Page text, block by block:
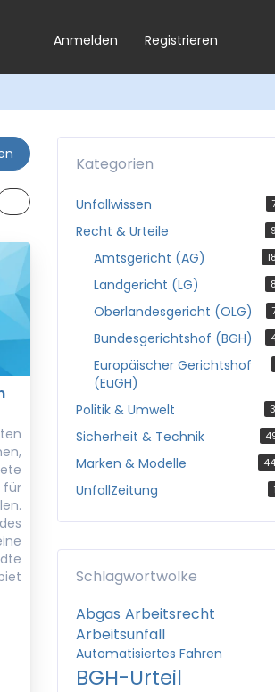
Anmelden Registrieren
für
Kategorien
Unfallwissen
Recht & Urteile
Amtsgericht (AG)
Landgericht (LG)
Oberlandesgericht (OLG)
Bundesgerichtshof (BGH)
Europäischer Gerichtshof
(EuGH)
Politik & Umwelt
Sicherheit & Technik
Marken & Modelle
UnfallZeitung
Schlagwortwolke
Abgas Arbeitsrecht
Arbeitsunfall
Automatisiertes Fahren
BGH-Urteil